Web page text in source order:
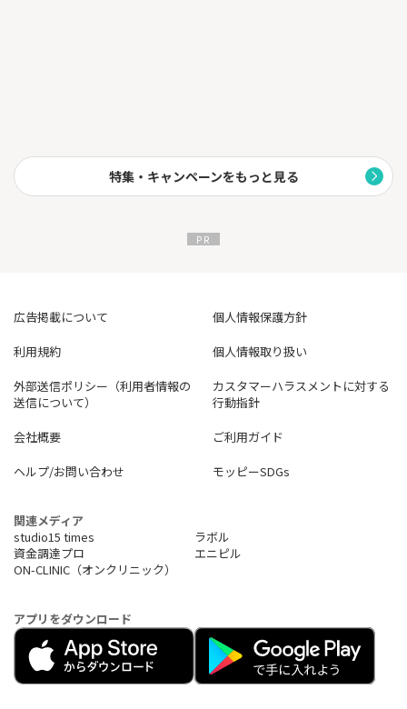
特集・キャンペーンをもっと見る
広告掲載について
個人情報保護方針
利用規約
個人情報取り扱い
外部送信ポリシー（利用者情報の
送信について）
カスタマーハラスメントに対する
行動指針
会社概要
ご利用ガイド
ヘルプ/お問い合わせ
モッピーSDGs
関連メディア
studio15 times
ラボル
資金調達プロ
エニピル
ON-CLINIC（オンクリニック）
アプリをダウンロード